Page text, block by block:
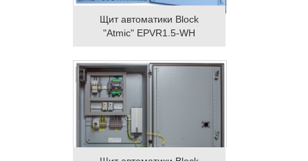
Щит автоматики Block
"Atmic" EPVR1.5-WH